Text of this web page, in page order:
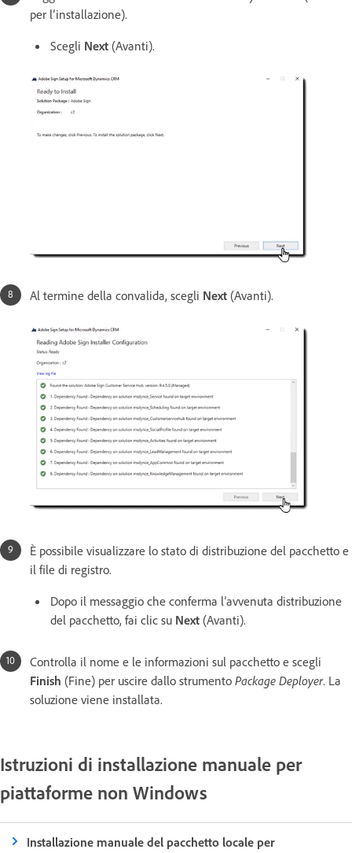
per l’installazione).
Scegli Next (Avanti).
Al termine della convalida, scegli Next (Avanti).
È possibile visualizzare lo stato di distribuzione del pacchetto e
il file di registro.
Dopo il messaggio che conferma l’avvenuta distribuzione
del pacchetto, fai clic su Next (Avanti).
Controlla il nome e le informazioni sul pacchetto e scegli
Finish (Fine) per uscire dallo strumento Package Deployer. La
soluzione viene installata.
Istruzioni di installazione manuale per
piattaforme non Windows
Installazione manuale del pacchetto locale per